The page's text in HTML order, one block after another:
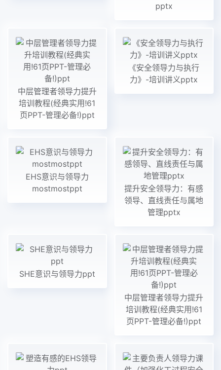
pptx
中层管理者领导力提升
培训教程(经典实用!61
页PPT-管理必备!)ppt
《安全领导力与执行
力》-培训讲义pptx
EHS意识与领导力
mostmostppt
提升安全领导力：有感
领导、直线责任与属地
管理pptx
SHE意识与领导力ppt
中层管理者领导力提升
培训教程(经典实用!61
页PPT-管理必备!)ppt